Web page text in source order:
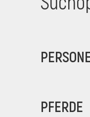
PFERDE